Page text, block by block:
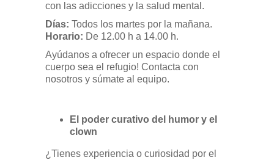
con las adicciones y la salud mental.
Días: Todos los martes por la mañana.
Horario: De 12.00 h a 14.00 h.
Ayúdanos a ofrecer un espacio donde el
cuerpo sea el refugio! Contacta con
nosotros y súmate al equipo.
El poder curativo del humor y el
clown
¿Tienes experiencia o curiosidad por el